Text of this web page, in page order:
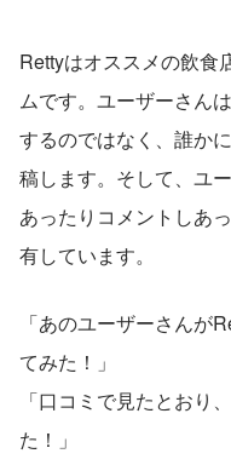
Rettyはオススメの飲食
ムです。ユーザーさん
するのではなく、誰か
稿します。そして、ユ
あったりコメントしあ
有しています。
「あのユーザーさんが
てみた！」
「口コミで見たとおり
た！」